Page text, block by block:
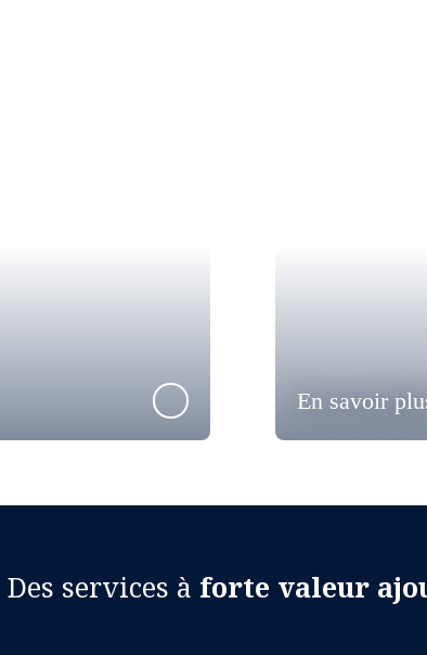
En savoir
Des services à forte valeur